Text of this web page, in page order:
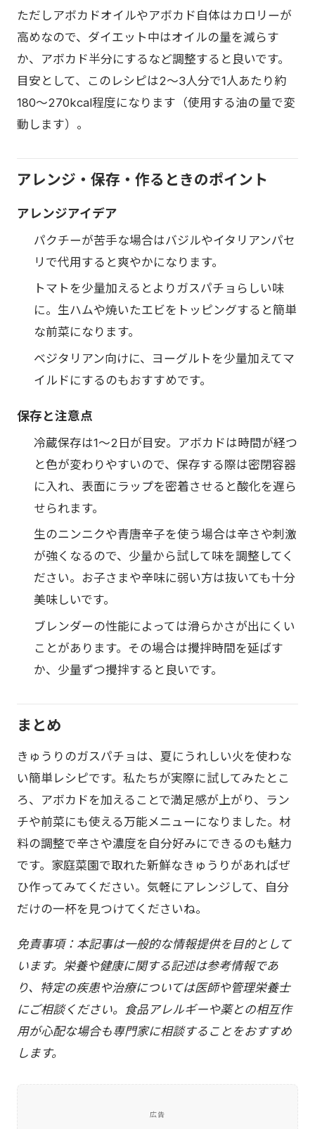
ただしアボカドオイルやアボカド自体はカロリーが
高めなので、ダイエット中はオイルの量を減らす
か、アボカド半分にするなど調整すると良いです。
目安として、このレシピは2〜3人分で1人あたり約
180〜270kcal程度になります（使用する油の量で変
動します）。
アレンジ・保存・作るときのポイント
アレンジアイデア
パクチーが苦手な場合はバジルやイタリアンパセ
リで代用すると爽やかになります。
トマトを少量加えるとよりガスパチョらしい味
に。生ハムや焼いたエビをトッピングすると簡単
な前菜になります。
ベジタリアン向けに、ヨーグルトを少量加えてマ
イルドにするのもおすすめです。
保存と注意点
冷蔵保存は1〜2日が目安。アボカドは時間が経つ
と色が変わりやすいので、保存する際は密閉容器
に入れ、表面にラップを密着させると酸化を遅ら
せられます。
生のニンニクや青唐辛子を使う場合は辛さや刺激
が強くなるので、少量から試して味を調整してく
ださい。お子さまや辛味に弱い方は抜いても十分
美味しいです。
ブレンダーの性能によっては滑らかさが出にくい
ことがあります。その場合は攪拌時間を延ばす
か、少量ずつ攪拌すると良いです。
まとめ
きゅうりのガスパチョは、夏にうれしい火を使わな
い簡単レシピです。私たちが実際に試してみたとこ
ろ、アボカドを加えることで満足感が上がり、ラン
チや前菜にも使える万能メニューになりました。材
料の調整で辛さや濃度を自分好みにできるのも魅力
です。家庭菜園で取れた新鮮なきゅうりがあればぜ
ひ作ってみてください。気軽にアレンジして、自分
だけの一杯を見つけてくださいね。
免責事項：本記事は一般的な情報提供を目的として
います。栄養や健康に関する記述は参考情報であ
り、特定の疾患や治療については医師や管理栄養士
にご相談ください。食品アレルギーや薬との相互作
用が心配な場合も専門家に相談することをおすすめ
します。
広告